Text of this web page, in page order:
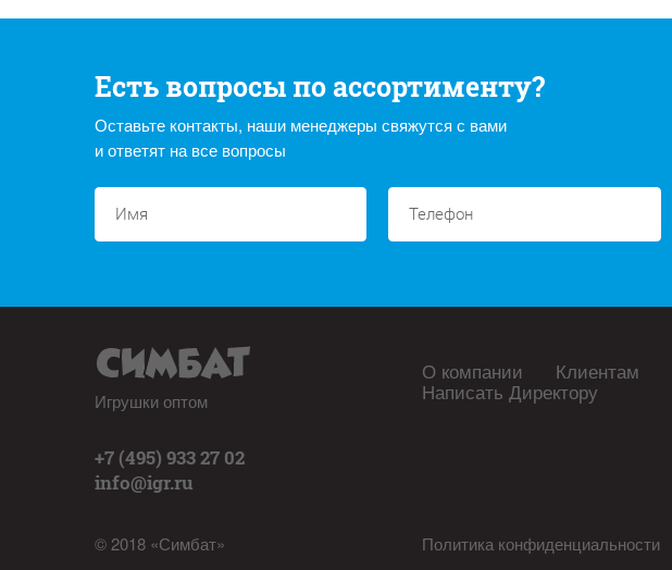
Есть вопросы по ассортименту?
Оставьте контакты, наши менеджеры свяжутся с вами
и ответят на все вопросы
Игрушки оптом
+7 (495) 933 27 02
info@igr.ru
© 2018 «Симбат»
О компании Клиентам
Написать Директору
Политика конфиденциальности